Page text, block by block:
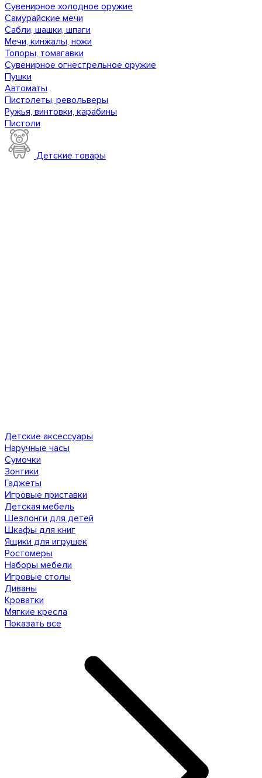
Сувенирное холодное оружие
Самурайские мечи
Сабли, шашки, шпаги
Мечи, кинжалы, ножи
Топоры, томагавки
Сувенирное огнестрельное оружие
Пушки
Автоматы
Пистолеты, револьверы
Ружья, винтовки, карабины
Пистоли
Детские товары
Детские аксессуары
Наручные часы
Сумочки
Зонтики
Гаджеты
Игровые приставки
Детская мебель
Шезлонги для детей
Шкафы для книг
Ящики для игрушек
Ростомеры
Наборы мебели
Игровые столы
Диваны
Кроватки
Мягкие кресла
Показать все